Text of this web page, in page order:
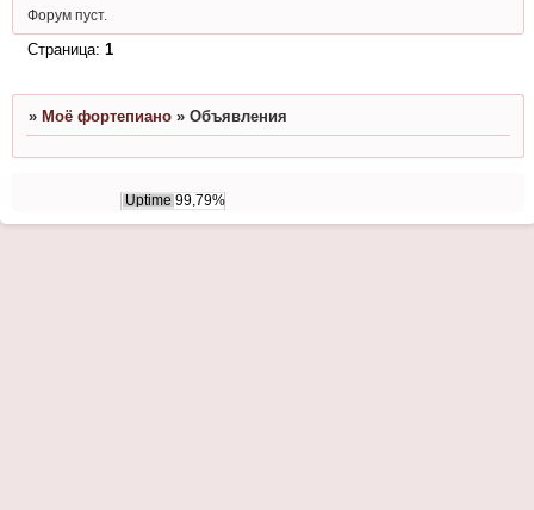
Форум пуст.
Страница: 1
» Моё фортепиано » Объявления